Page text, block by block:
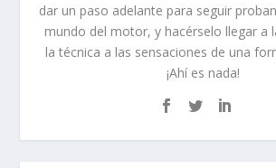
dar un paso adelante para seguir
mundo del motor, y hacérselo llegar a
la técnica a las sensaciones de una
¡Ahí es nada!